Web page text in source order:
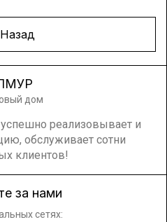
Назад
дом
реализовывает и
обслуживает сотни
клиентов!
за нами
сетях: